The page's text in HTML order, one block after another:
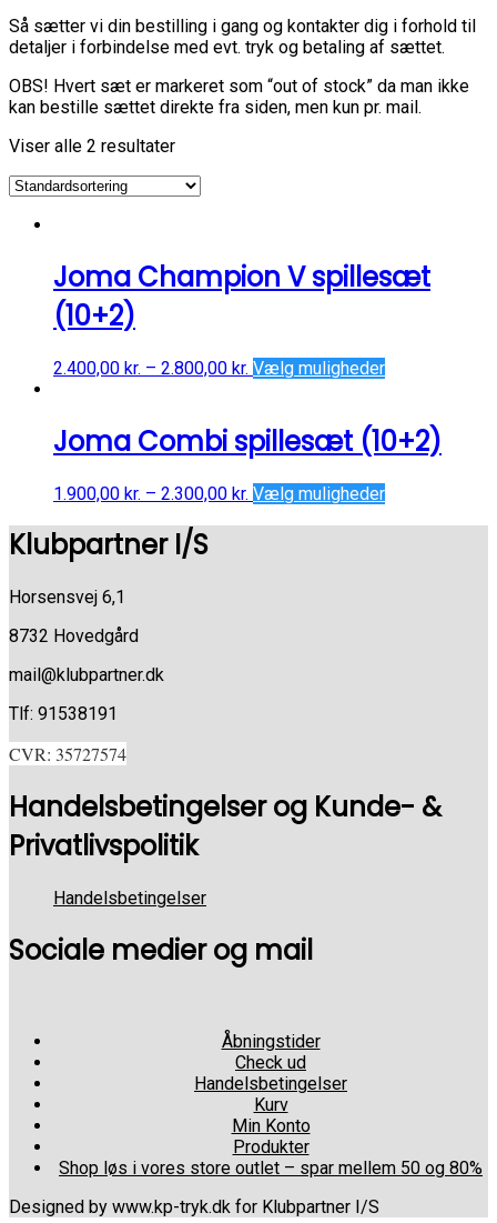
Så sætter vi din bestilling i gang og kontakter dig i forhold til
detaljer i forbindelse med evt. tryk og betaling af sættet.
OBS! Hvert sæt er markeret som “out of stock” da man ikke
kan bestille sættet direkte fra siden, men kun pr. mail.
Viser alle 2 resultater
Joma Champion V spillesæt
(10+2)
2.400,00 kr. – 2.800,00 kr. Vælg muligheder
Joma Combi spillesæt (10+2)
1.900,00 kr. – 2.300,00 kr. Vælg muligheder
Klubpartner I/S
Horsensvej 6,1
8732 Hovedgård
mail@klubpartner.dk
Tlf: 91538191
CVR: 35727574
Handelsbetingelser og Kunde- &
Privatlivspolitik
Handelsbetingelser
Sociale medier og mail
Åbningstider
Check ud
Handelsbetingelser
Kurv
Min Konto
Produkter
Shop løs i vores store outlet – spar mellem 50 og 80%
Designed by www.kp-tryk.dk for Klubpartner I/S